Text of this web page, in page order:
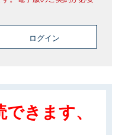
ログイン
きます、